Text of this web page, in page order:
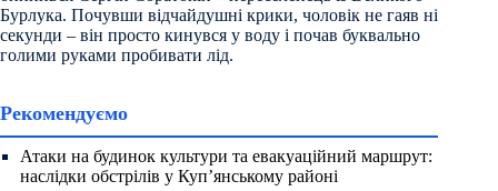
Бурлука. Почувши відчайдушні крики, чоловік не гаяв ні
секунди – він просто кинувся у воду і почав буквально
голими руками пробивати лід.
Рекомендуємо
Атаки на будинок культури та евакуаційний маршрут:
наслідки обстрілів у Куп’янському районі